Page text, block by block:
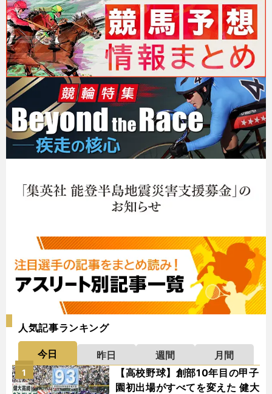
人気記事ランキング
今日 昨日 週間
月間
【高校野球】創部10年目の甲子
園初出場がすべてを変えた 健大
1